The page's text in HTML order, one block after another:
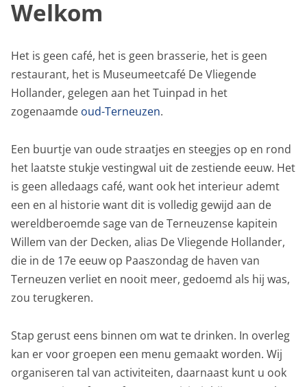
Welkom
Het is geen café, het is geen brasserie, het is geen
restaurant, het is Museumeetcafé De Vliegende
Hollander, gelegen aan het Tuinpad in het
zogenaamde oud-Terneuzen.
Een buurtje van oude straatjes en steegjes op en rond
het laatste stukje vestingwal uit de zestiende eeuw. Het
is geen alledaags café, want ook het interieur ademt
een en al historie want dit is volledig gewijd aan de
wereldberoemde sage van de Terneuzense kapitein
Willem van der Decken, alias De Vliegende Hollander,
die in de 17e eeuw op Paaszondag de haven van
Terneuzen verliet en nooit meer, gedoemd als hij was,
zou terugkeren.
Stap gerust eens binnen om wat te drinken. In overleg
kan er voor groepen een menu gemaakt worden. Wij
organiseren tal van activiteiten, daarnaast kunt u ook